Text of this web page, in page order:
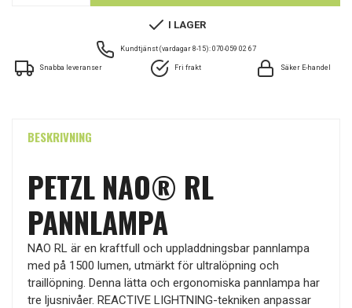
I LAGER
Kundtjänst (vardagar 8-15): 070-059 02 67
Snabba leveranser Fri frakt Säker E-handel
BESKRIVNING
PETZL NAO® RL
PANNLAMPA
NAO RL är en kraftfull och uppladdningsbar pannlampa
med på 1500 lumen, utmärkt för ultralöpning och
traillöpning. Denna lätta och ergonomiska pannlampa har
tre ljusnivåer. REACTIVE LIGHTNING-tekniken anpassar